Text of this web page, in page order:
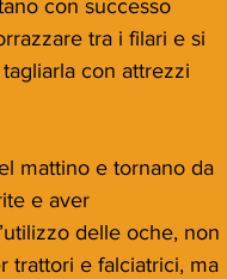
con successo
tra i filari e si
con attrezzi
mattino e tornano da
e aver
delle oche, non
trattori e falciatrici, ma